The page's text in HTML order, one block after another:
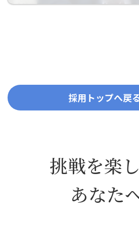
採用トップへ戻
挑戦を楽
あなたへ